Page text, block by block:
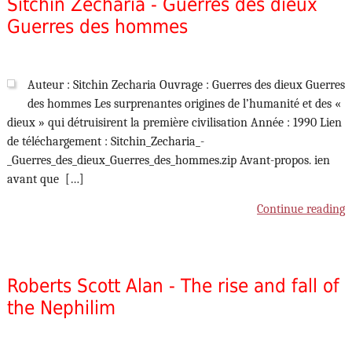
Sitchin Zecharia - Guerres des dieux
Guerres des hommes
Auteur : Sitchin Zecharia Ouvrage : Guerres des dieux Guerres
des hommes Les surprenantes origines de l’humanité et des «
dieux » qui détruisirent la première civilisation Année : 1990 Lien
de téléchargement : Sitchin_Zecharia_-
_Guerres_des_dieux_Guerres_des_hommes.zip Avant-propos. ien
avant que […]
Continue reading
Roberts Scott Alan - The rise and fall of
the Nephilim